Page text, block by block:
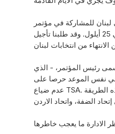
لبنان للمشاركة في مؤتمر
الاتحادات والذي سيعقد في 25 أيلول. وقد طلبنا تأجيل
رئيس المؤتمر، - الذي
في نفس الموعد حرصا على
عدم ضياع TSA. أدى إلى رفضنا المشاركة بهذه الطريقة